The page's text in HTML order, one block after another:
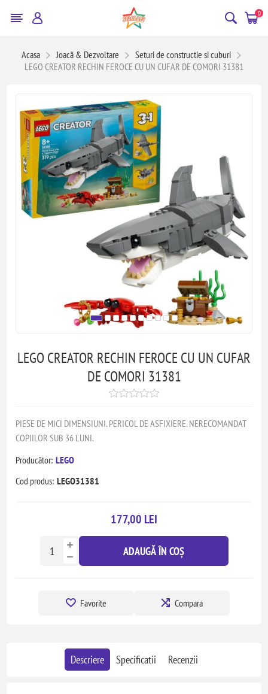
0
Acasa Joacă & Dezvoltare
Seturi de constructie si cuburi
LEGO CREATOR RECHIN FEROCE CU UN CUFAR DE COMORI 31381
LEGO CREATOR RECHIN FEROCE CU UN CUFAR
DE COMORI 31381
PIESE DE MICI DIMENSIUNI. PERICOL DE ASFIXIERE. NERECOMANDAT
COPIILOR SUB 36 LUNI.
Producător: LEGO
Cod produs: LEGO31381
177,00 LEI
ADAUGĂ ÎN COȘ
Favorite Compara
Descriere Specificatii Recenzii